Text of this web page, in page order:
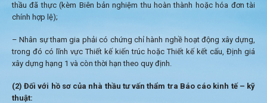
thầu đã thực (kèm Biên bản nghiệm thu hoàn thành hoặc hóa đơn tài
chính hợp lệ);
– Nhân sự tham gia phải có chứng chỉ hành nghề hoạt động xây dựng,
trong đó có lĩnh vực Thiết kế kiến trúc hoặc Thiết kế kết cấu, Định giá
xây dựng hạng 1 và còn thời hạn theo quy định.
(2) Đối với hồ sơ của nhà thầu tư vấn thẩm tra Báo cáo kinh tế – kỹ
thuật: